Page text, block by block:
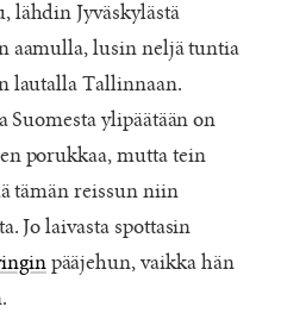
lähdin Jyväskylästä
aamulla, lusin neljä tuntia
lautalla Tallinnaan.
Suomesta ylipäätään on
porukkaa, mutta tein
tämän reissun niin
Jo laivasta spottasin
pääjehun, vaikka hän